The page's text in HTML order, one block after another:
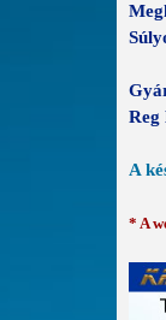
Reg
A
* A